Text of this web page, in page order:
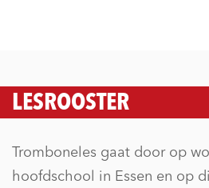
LESROOSTER
Tromboneles gaat door op
hoofdschool in Essen en op